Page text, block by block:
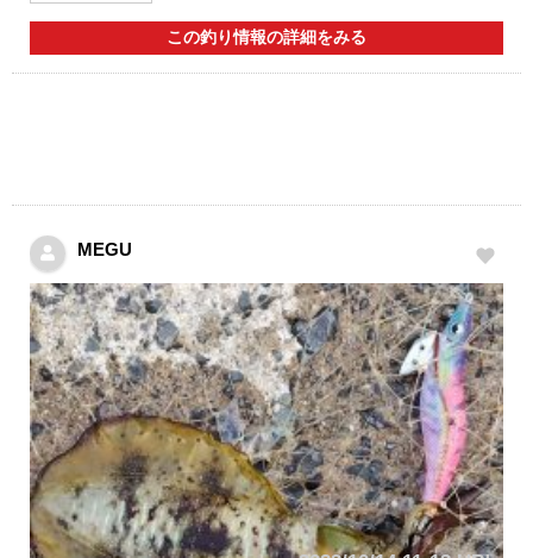
この釣り情報の詳細をみる
MEGU